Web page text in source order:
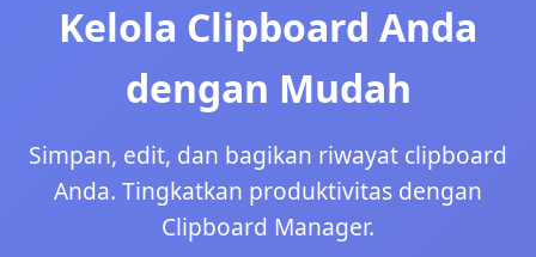
Kelola Clipboard Anda
dengan Mudah
Simpan, edit, dan bagikan riwayat clipboard
Anda. Tingkatkan produktivitas dengan
Clipboard Manager.